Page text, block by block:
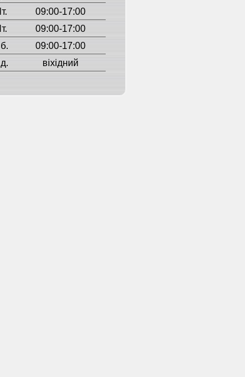
09:00-17:00
09:00-17:00
09:00-17:00
віхідний